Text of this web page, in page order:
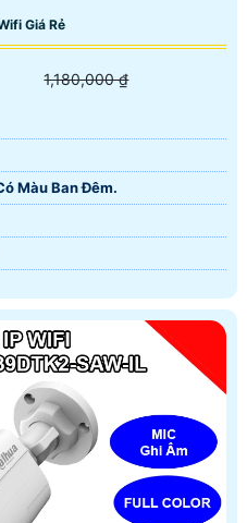
Giá Rẻ
1,180,000 ₫
Màu Ban Ðêm.